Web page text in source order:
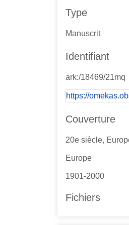
Type
Manuscrit
Identifiant
ark:/18469/21mq
https://
Couverture
20e siècle,
Europe
1901-2000
Fichiers